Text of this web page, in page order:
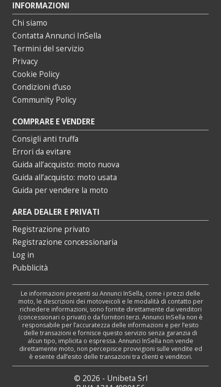
INFORMAZIONI
Chi siamo
Contatta Annunci InSella
Termini del servizio
Privacy
Cookie Policy
Condizioni d’uso
Community Policy
COMPRARE E VENDERE
Consigli anti truffa
Errori da evitare
Guida all’acquisto: moto nuova
Guida all’acquisto: moto usata
Guida per vendere la moto
AREA DEALER E PRIVATI
Registrazione privato
Registrazione concessionaria
Log in
Pubblicità
Le informazioni presenti su Annunci InSella, come i prezzi delle
moto, le descrizioni dei motoveicoli e le modalità di contatto per
richiedere informazioni, sono fornite direttamente dai venditori
(concessionari o privati) o da fornitori terzi. Annunci InSella non è
responsabile per l’accuratezza delle informazioni e per l’esito
delle transazioni e fornisce questo servizio senza garanzia di
alcun tipo, implicita o espressa. Annunci InSella non vende
direttamente moto, non percepisce provvigioni sulle vendite ed
è esente dall’esito delle transazioni tra clienti e venditori.
© 2026 - Unibeta Srl